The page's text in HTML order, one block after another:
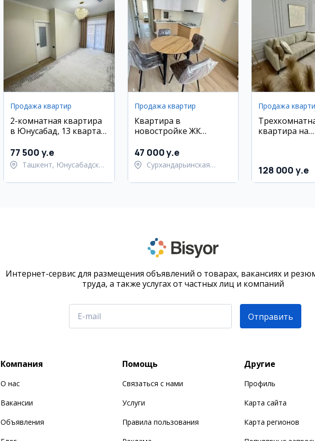
Продажа квартир
2-комнатная квартира
в Юнусабад, 13 квартал,
77 500 y.e
Ташкент, Юнусабадский
Продажа квартир
Квартира в
новостройке ЖК
37 кв.м
47 000 y.e
Сурхандарьинская
Джаркурганский район
Продажа
квартира на
128 000 y.e
Интернет-сервис для размещения объявлений о товарах, вакансиях и
труда, а также услугах от частных лиц и компаний
Отправить
Компания
О нас
Вакансии
Объявления
Помощь
Связаться с нами
Услуги
Правила пользования
Другие
Профиль
Карта сайта
Карта регионов